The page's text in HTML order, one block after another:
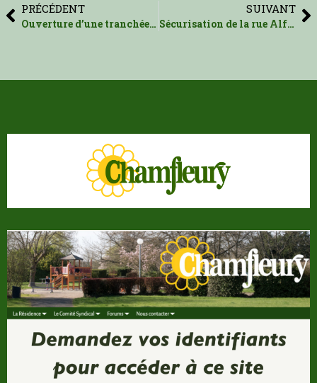
PRÉCÉDENT
Ouverture d’une tranchée rue Arthur Rimbaud
SUIVANT
Sécurisation de la rue Alfred de Vigny